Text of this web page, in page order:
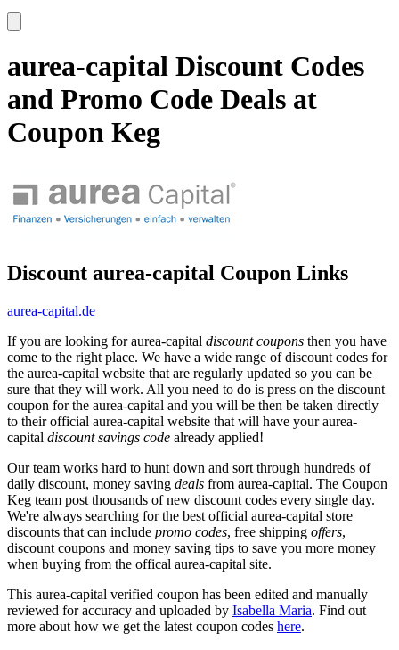
aurea-capital Discount Codes
and Promo Code Deals at
Coupon Keg
Discount aurea-capital Coupon Links
aurea-capital.de
If you are looking for aurea-capital discount coupons then you have
come to the right place. We have a wide range of discount codes for
the aurea-capital website that are regularly updated so you can be
sure that they will work. All you need to do is press on the discount
coupon for the aurea-capital and you will be then be taken directly
to their official aurea-capital website that will have your aurea-
capital discount savings code already applied!
Our team works hard to hunt down and sort through hundreds of
daily discount, money saving deals from aurea-capital. The Coupon
Keg team post thousands of new discount codes every single day.
We're always searching for the best official aurea-capital store
discounts that can include promo codes, free shipping offers,
discount coupons and money saving tips to save you more money
when buying from the offical aurea-capital site.
This aurea-capital verified coupon has been edited and manually
reviewed for accuracy and uploaded by Isabella Maria. Find out
more about how we get the latest coupon codes here.